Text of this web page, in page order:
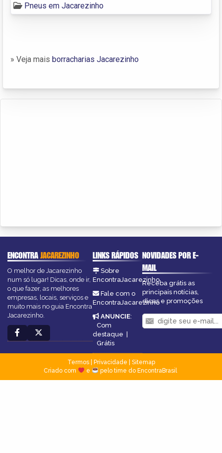
Pneus em Jacarezinho
» Veja mais borracharias Jacarezinho
ENCONTRAJACAREZINHO
O melhor de Jacarezinho
num só lugar! Dicas, onde ir,
o que fazer, as melhores
empresas, locais, serviços e
muito mais no guia Encontra
Jacarezinho.
LINKS RÁPIDOS
Sobre
EncontraJacarezinho
Fale com o
EncontraJacarezinho
ANUNCIE:
Com
destaque |
Grátis
NOVIDADES POR E-
MAIL
Receba grátis as
principais notícias,
dicas e promoções
Termos| Privacidade
Sitemap
Criado com
e pelo time do EncontraBrasil